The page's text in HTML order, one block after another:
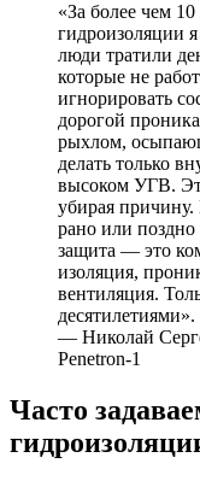
«За более чем
гидроизоляции
люди тратили
которые не
игнорировать
дорогой
рыхлом,
делать только
высоком УГВ.
убирая причину.
рано или поздно
защита — это
изоляция,
вентиляция.
десятилетиями».
— Николай
Penetron-1
Часто